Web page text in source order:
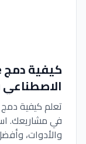
تعلم كيفية دمج
في مشاريعك.
والأدوات،